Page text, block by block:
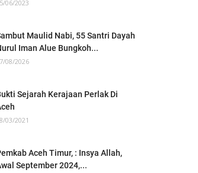
06/2023
Maulid Nabi, 55 Santri Dayah
Iman Alue Bungkoh...
08/2026
Sejarah Kerajaan Perlak Di
03/2021
Aceh Timur, : Insya Allah,
September 2024,...